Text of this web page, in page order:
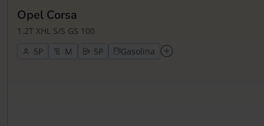
Opel Corsa
1.2T XHL S/S GS 100
5
5 Gasolina